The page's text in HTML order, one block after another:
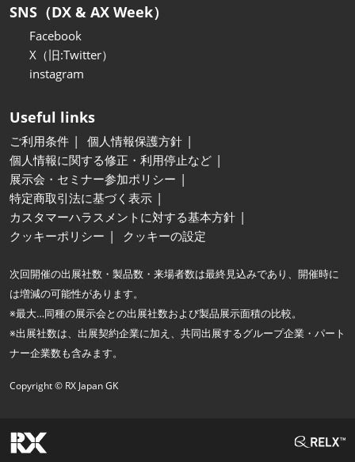
SNS（DX & AX Week）
Facebook
X（旧:Twitter）
instagram
Useful links
ご利用条件
個人情報保護方針
個人情報に関する修正・利用停止など
展示会・セミナー参加ポリシー
特定商取引法に基づく表示
カスタマーハラスメントに対する基本方針
クッキーポリシー
クッキーの設定
次回開催の出展社数・製品数・来場者数は最終見込みであり、開催時に
は増減の可能性があります。
※最大…同種の展示会との出展社数および製品展示面積の比較。
※出展社数は、出展契約企業に加え、共同出展するグループ企業・パート
ナー企業数も含みます。
Copyright © RX Japan GK